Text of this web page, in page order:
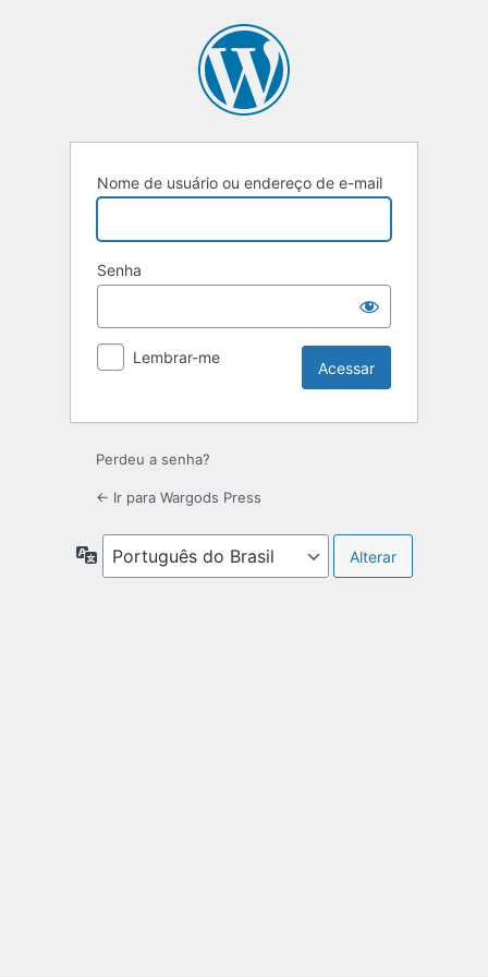
Nome de usuário ou endereço de e-mail
Senha
Lembrar-me
Perdeu a senha?
← Ir para Wargods Press
Idioma